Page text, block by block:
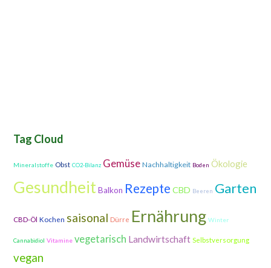
Tag Cloud
Mineralstoffe Obst CO2-Bilanz Gemüse Nachhaltigkeit Boden Ökologie
Gesundheit Balkon Rezepte CBD Beeren Garten
CBD-Öl Kochen saisonal Dürre Ernährung Winter
Cannabidiol Vitamine vegetarisch Landwirtschaft Selbstversorgung
vegan